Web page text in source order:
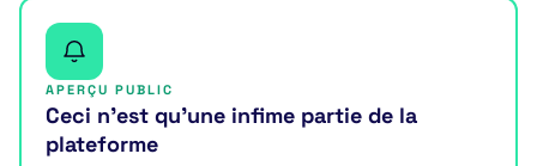
APERÇU PUBLIC
Ceci n’est qu’une infime partie de la
plateforme